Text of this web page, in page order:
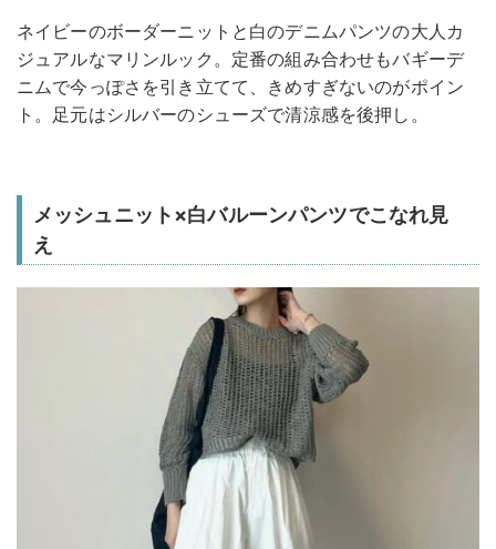
ネイビーのボーダーニットと白のデニムパンツの大人カ
ジュアルなマリンルック。定番の組み合わせもバギーデ
ニムで今っぽさを引き立てて、きめすぎないのがポイン
ト。足元はシルバーのシューズで清涼感を後押し。
メッシュニット×白バルーンパンツでこなれ見
え